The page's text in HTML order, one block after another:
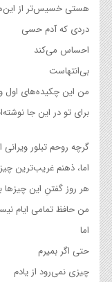
هستی خسیس‌تر از
دردی که آدم حسی
احساس می‌کند
بی‌انتهاست
من این چکیده‌های اول
برای تو در این جا
گرچه روحم تبلور
اما، ذهنم غریب‌ترین
هر روز گفتنِ این
من حافظ تمامی ایام
اما
حتی اگر بمیرم
چیزی نمی‌رود از یادم